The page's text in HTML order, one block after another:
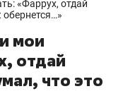
мои
отдай
что это